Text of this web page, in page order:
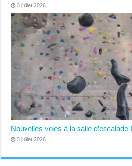
3 juillet 2026
Nouvelles voies à la salle d’escalade !
3 juillet 2026